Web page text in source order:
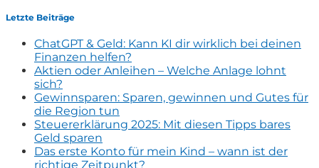
Letzte Beiträge
ChatGPT & Geld: Kann KI dir wirklich bei deinen
Finanzen helfen?
Aktien oder Anleihen – Welche Anlage lohnt
sich?
Gewinnsparen: Sparen, gewinnen und Gutes für
die Region tun
Steuererklärung 2025: Mit diesen Tipps bares
Geld sparen
Das erste Konto für mein Kind – wann ist der
richtige Zeitpunkt?